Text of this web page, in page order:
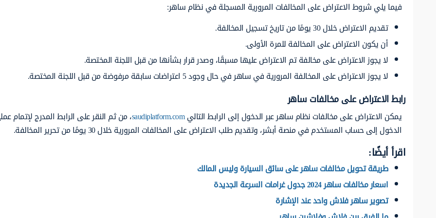
فيما يلي شروط الاعتراض على المخالفات المرورية المسجلة في نظام ساهر:
تقديم الاعتراض خلال 30 يومًا من تاريخ تسجيل المخالفة.
أن يكون الاعتراض على المخالفة للمرة الأولى.
لا يجوز الاعتراض على مخالفة تم الاعتراض عليها مسبقًا، وصدر قرار بشأنها من قبل اللجنة المختصة.
لا يجوز الاعتراض على المخالفة المرورية في ساهر في حال وجود 5 اعتراضات سابقة مرفوضة من قبل اللجنة المختصة.
رابط الاعتراض على مخالفات ساهر
يمكن الاعتراض على مخالفات نظام ساهر عبر الدخول إلى الرابط التاليsaudiplatform.com، من ثم النقر على الرابط المدرج لإتمام
الدخول إلى حساب المستخدم في منصة أبشر، وتقديم طلب الاعتراض على المخالفات المرورية خلال 30 يومًا من تحرير المخالفة.
اقرأ أيضًا:
طريقة تحويل مخالفات ساهر على سائق السيارة وليس المالك
اسعار مخالفات ساهر 2024 جدول غرامات السرعة الجديدة
تصوير ساهر فلاش واحد عند الإشارة